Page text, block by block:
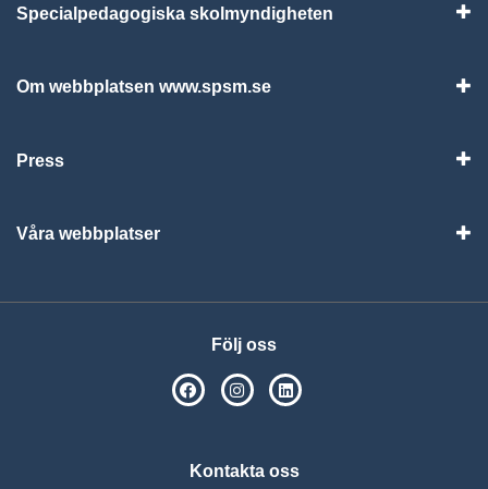
Specialpedagogiska skolmyndigheten
Om webbplatsen www.spsm.se
Press
Våra webbplatser
Följ oss
SPSM på Facebook
SPSM på Instagram
Kontakta oss